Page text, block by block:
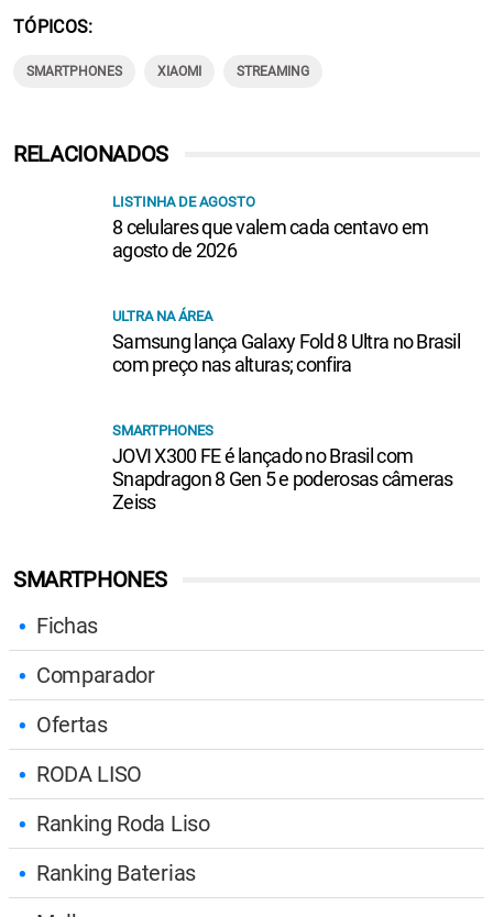
TÓPICOS
SMARTPHONES XIAOMI STREAMING
SMARTPHONES
Fichas
Comparador
Ofertas
RODA LISO
Ranking Roda Liso
Ranking Baterias
RELACIONADOS
LISTINHA DE AGOSTO
8 celulares que valem cada centavo em
agosto de 2026
ULTRA NA ÁREA
Samsung lança Galaxy Fold 8 Ultra no Brasil
com preço nas alturas; confira
SMARTPHONES
JOVI X300 FE é lançado no Brasil com
Snapdragon 8 Gen 5 e poderosas câmeras
Zeiss